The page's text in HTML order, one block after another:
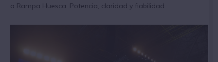
a Rampa Huesca. Potencia, claridad y fiabilidad.